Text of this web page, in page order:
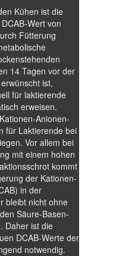
Kühen ist die
Wert von
Fütterung
14 Tagen vor der
ist,
für laktierende
erweisen.
Anionen-
für Laktierende bei
Vor allem bei
mit einem hohen
kommt
der Kationen-
in der
bleibt nicht ohne
Säure-Basen-
Daher ist die
DCAB-Werte der
notwendig.